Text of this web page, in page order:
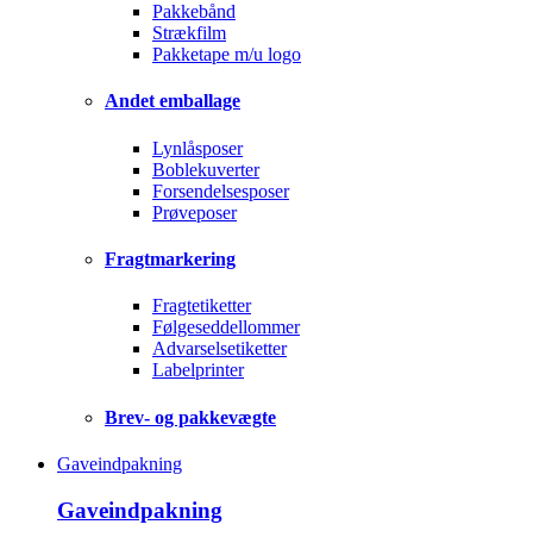
Pakkebånd
Strækfilm
Pakketape m/u logo
Andet emballage
Lynlåsposer
Boblekuverter
Forsendelsesposer
Prøveposer
Fragtmarkering
Fragtetiketter
Følgeseddellommer
Advarselsetiketter
Labelprinter
Brev- og pakkevægte
Gaveindpakning
Gaveindpakning